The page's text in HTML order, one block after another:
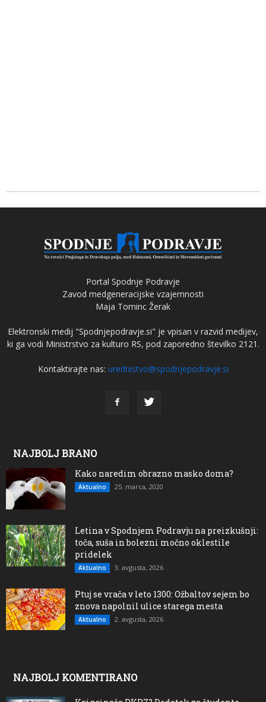
Portal Spodnje Podravje
Zavod medgeneracijske vzajemnosti
Maja Tominc Žerak
Elektronski medij "Spodnjepodravje.si" je vpisan v razvid medijev,
ki ga vodi Ministrstvo za kulturo RS, pod zaporedno številko 2121.
Kontaktirajte nas: urednistvo@spodnjepodravje.si
NAJBOLJ BRANO
Kako naredim obrazno masko doma?
Aktualno 25. marca, 2020
Letina v Spodnjem Podravju na preizkušnji:
toča, suša in bolezni močno oklestile
pridelek
Aktualno 3. avgusta, 2026
Ptuj se vrača v leto 1300: Ožbaltov sejem bo
znova napolnil ulice starega mesta
Aktualno 2. avgusta, 2026
NAJBOLJ KOMENTIRANO